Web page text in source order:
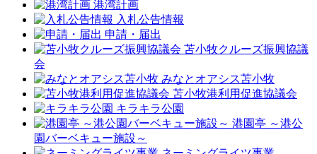
港湾計画
入札公告情報
申請・届出
苫小牧クルーズ振興協議
会
みなとオアシス苫小牧
苫小牧港利用促進協議会
キラキラ公園
港園亭 ～港公
園バーベキュー施設～